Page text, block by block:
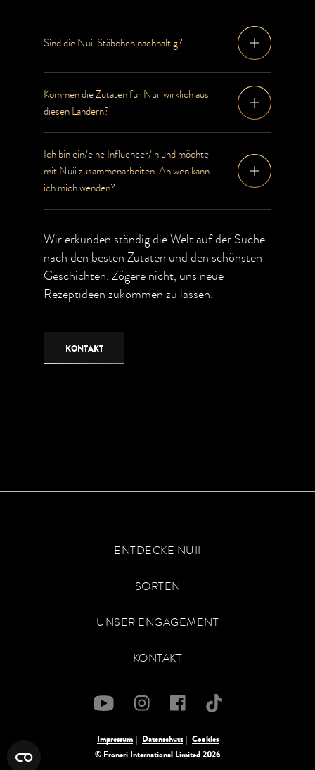
Sind die Nuii Stäbchen nachhaltig?
Kommen die Zutaten für Nuii wirklich aus
diesen Ländern?
Ich bin ein/eine Influencer/in und möchte
mit Nuii zusammenarbeiten. An wen kann
ich mich wenden?
Wir erkunden ständig die Welt auf der Suche
nach den besten Zutaten und den schönsten
Geschichten. Zögere nicht, uns neue
Rezeptideen zukommen zu lassen.
KONTAKT
ENTDECKE NUII
SORTEN
UNSER ENGAGEMENT
KONTAKT
Impressum Datenschutz
Cookies
© Froneri International Limited 2026